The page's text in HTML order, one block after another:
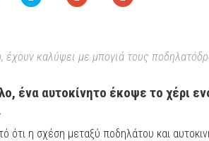
έχουν καλύψει με μπογιά τους
ένα αυτοκίνητο έκοψε το χέρι
ότι η σχέση μεταξύ ποδηλάτου και